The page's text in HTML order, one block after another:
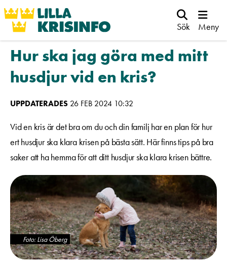
Sök Meny
Hur ska jag göra med mitt
husdjur vid en kris?
UPPDATERADES 26 FEB 2024 10:32
Vid en kris är det bra om du och din familj har en plan för hur
ert husdjur ska klara krisen på bästa sätt. Här finns tips på bra
saker att ha hemma för att ditt husdjur ska klara krisen bättre.
Foto: Lisa Öberg